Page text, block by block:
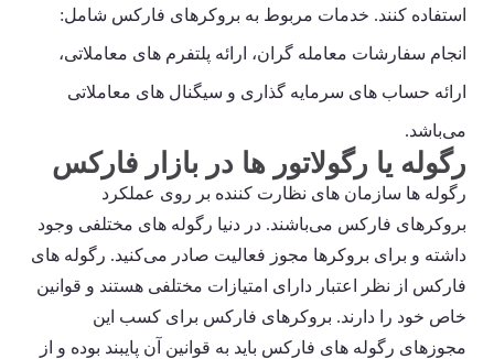
استفاده کنند. خدمات مربوط به بروکرهای فارکس شامل:
انجام سفارشات معامله گران، ارائه پلتفرم های معاملاتی،
ارائه حساب های سرمایه گذاری و سیگنال های معاملاتی
می‌باشد.
رگوله یا رگولاتور ها در بازار فارکس
رگوله ها سازمان های نظارت کننده بر روی عملکرد
بروکرهای فارکس می‌باشند. در دنیا رگوله های مختلفی وجود
داشته و برای بروکرها مجوز فعالیت صادر می‌کنید. رگوله های
فارکس از نظر اعتبار دارای امتیازات مختلفی هستند و قوانین
خاص خود را دارند. بروکرهای فارکس برای کسب این
مجوزهای رگوله های فارکس باید به قوانین آن پایبند بوده و از